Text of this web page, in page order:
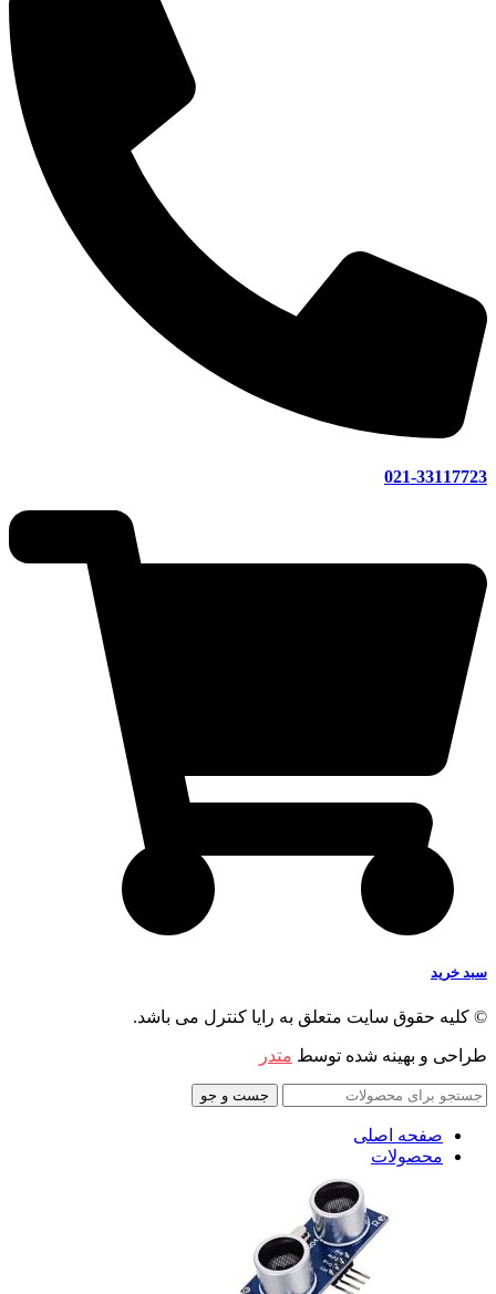
021-33117723
سبد خرید
© کلیه حقوق سایت متعلق به رایا کنترل می باشد.
طراحی و بهینه شده توسط متدر
جست و جو
صفحه اصلی
محصولات